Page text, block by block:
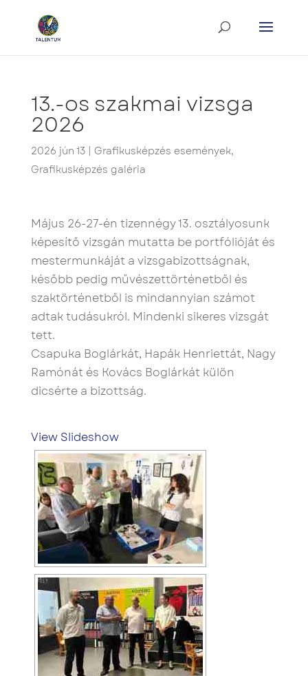
13.-os szakmai vizsga
2026
2026 jún 13| Grafikusképzés események,
Grafikusképzés galéria
Május 26-27-én tizennégy 13. osztályosunk
képesítő vizsgán mutatta be portfólióját és
mestermunkáját a vizsgabizottságnak,
később pedig művészettörténetből és
szaktörténetből is mindannyian számot
adtak tudásukról. Mindenki sikeres vizsgát
tett.
Csapuka Boglárkát, Hapák Henriettát, Nagy
Ramónát és Kovács Boglárkát külön
dicsérte a bizottság.
View Slideshow